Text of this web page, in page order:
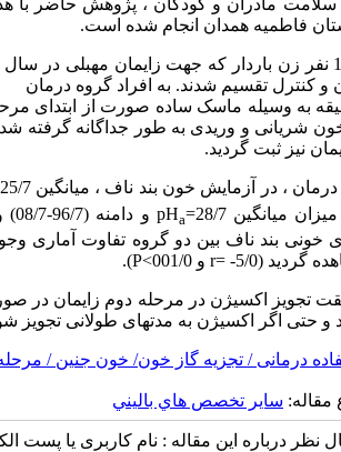
مادران و کودکان ، پژوهش حاضر با هدف
فاطمیه همدان انجام شده است.
کنترل تقسیم شدند. به افراد گروه درمان
خون شریانی و وریدی به طور جداگانه گرفته
نیز ثبت گردید.
، در آزمایش خون بند ناف ، میانگین 25/7=
میانگین 28/7= pHa و دامنه (96/7-08/7) و 13/0=
خونی بند ناف بین دو گروه تفاوت آماری
(5/0- =
r و 001/0 P<
).
تجویز اکسیژن در مرحله دوم زایمان در
و حتی اگر اکسیژن به مدتهای طولانی تجویز
درمانی / تجزیه گاز خون/ خون جنین /
سایر تخصص هاي باليني
نظر درباره این مقاله : نام کاربری یا پست